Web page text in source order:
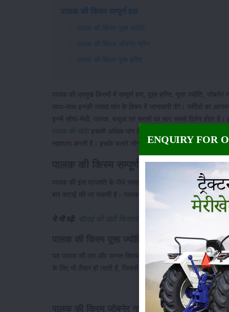
पालक की किस्म सम्पूर्ण हरा
पालक की किस्म पूसा ज्योति
पालक की किस्म जोबनेर ग्रीन
पालक की किस्म पूसा हरित
पालक की प्रमुख किस्मों में सम्पूर्ण हरा, पूसा हरित, पूसा ज्योति,
साथ-साथ इनकी ज्यादा मांग के विषय में जानकारी देंगे। सर्दियों का
इनमें सोया-मेथी, पालक, बथुआ एवं सरसों का साग सबसे विशेष होता
पालक की खेती
इसकी अधिक मांग के चलते भी करते हैं। आयुर्वेद के
सहायता करती है। इसके चलते लोगों में इस सब्जी की सर्वाधिक मांग
पालक की किस्म सम्पूर्ण हरा
पालक की इस प्रजाति के पौधे सामान्यतः हरे रंग के होते हैं। 5 से 20
बार कटाई की जा सकती है। पालक की यह प्रमुख किस्म ज्यादा
ये भी पढ़ें: चौलाई की खेती किसानों को मुनाफा और लोगों को अच्छी
यह पालक की एक और उन्नत किस्म होती है, जिसकी पत्तियाँ हद से
के लिए भी तैयार हो जाती हैं, जिससे पैदावार भी ज्यादा होती है।
ENQUIRY FOR